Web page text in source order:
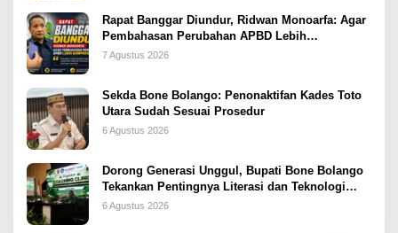
Rapat Banggar Diundur, Ridwan Monoarfa: Agar
Pembahasan Perubahan APBD Lebih
Komprehensif
7 Agustus 2026
Sekda Bone Bolango: Penonaktifan Kades Toto
Utara Sudah Sesuai Prosedur
6 Agustus 2026
Dorong Generasi Unggul, Bupati Bone Bolango
Tekankan Pentingnya Literasi dan Teknologi
sejak Dini
6 Agustus 2026